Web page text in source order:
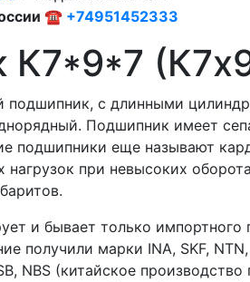
☎ +74951452333
К7*9*7
подшипник, с длинными
Подшипник имеет
подшипники еще называют
нагрузок при невысоких
и бывает только импортного
получили марки INA, SKF,
NBS (китайское производство